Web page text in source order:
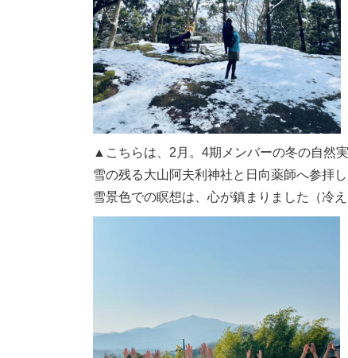
▲こちらは、2月。4期メンバーの冬の自然実
雪の残る大山阿夫利神社と日向薬師へ参拝し
雪景色での瞑想は、心が鎮まりました（冷